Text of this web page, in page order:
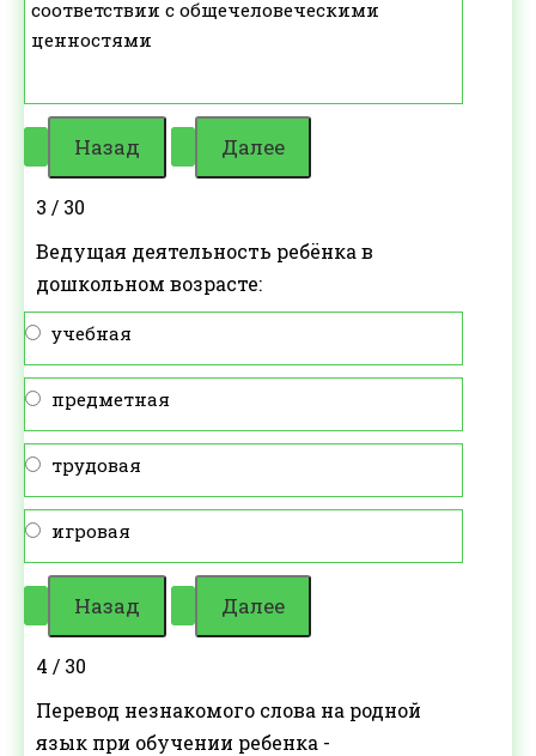
соответствии с общечеловеческими
ценностями
3 / 30
Ведущая деятельность ребёнка в
дошкольном возрасте:
учебная
предметная
трудовая
игровая
4 / 30
Перевод незнакомого слова на родной
язык при обучении ребенка -